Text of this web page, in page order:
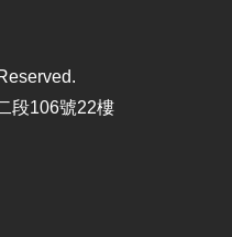
段106號22樓